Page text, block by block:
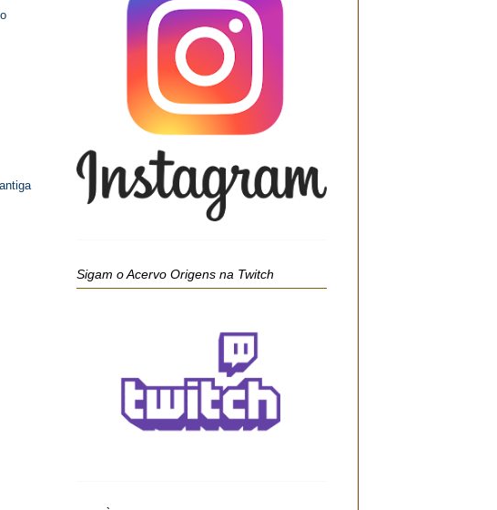
Sigam o Acervo Origens na Twitch